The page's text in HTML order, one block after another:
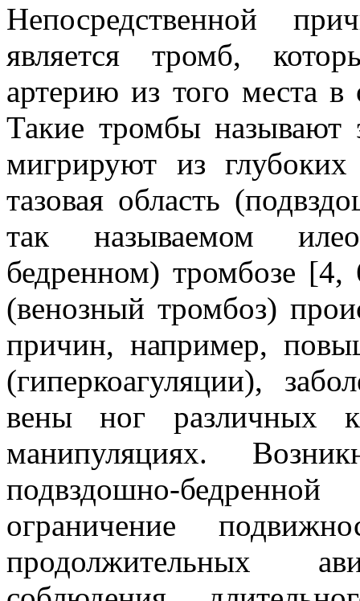
Непосредственной
является тромб,
артерию из того места в
Такие тромбы
мигрируют из
тазовая область
так называемом
бедренном) тромбозе
(венозный тромбоз)
причин, например,
(гиперкоагуляции),
вены ног различных
манипуляциях.
подвздошно-
ограничение
продолжительных